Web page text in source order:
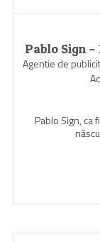
Pablo Sign
Agentie de
Pablo Sign, ca